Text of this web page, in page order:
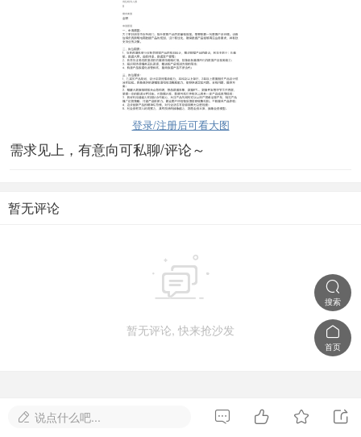
登录/注册后可看大图
需求见上，有意向可私聊/评论～
暂无评论

暂无评论, 快来抢沙发

搜索

首页
 说点什么吧...    